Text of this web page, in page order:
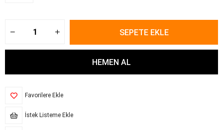
Favorilere Ekle
İstek Listeme Ekle